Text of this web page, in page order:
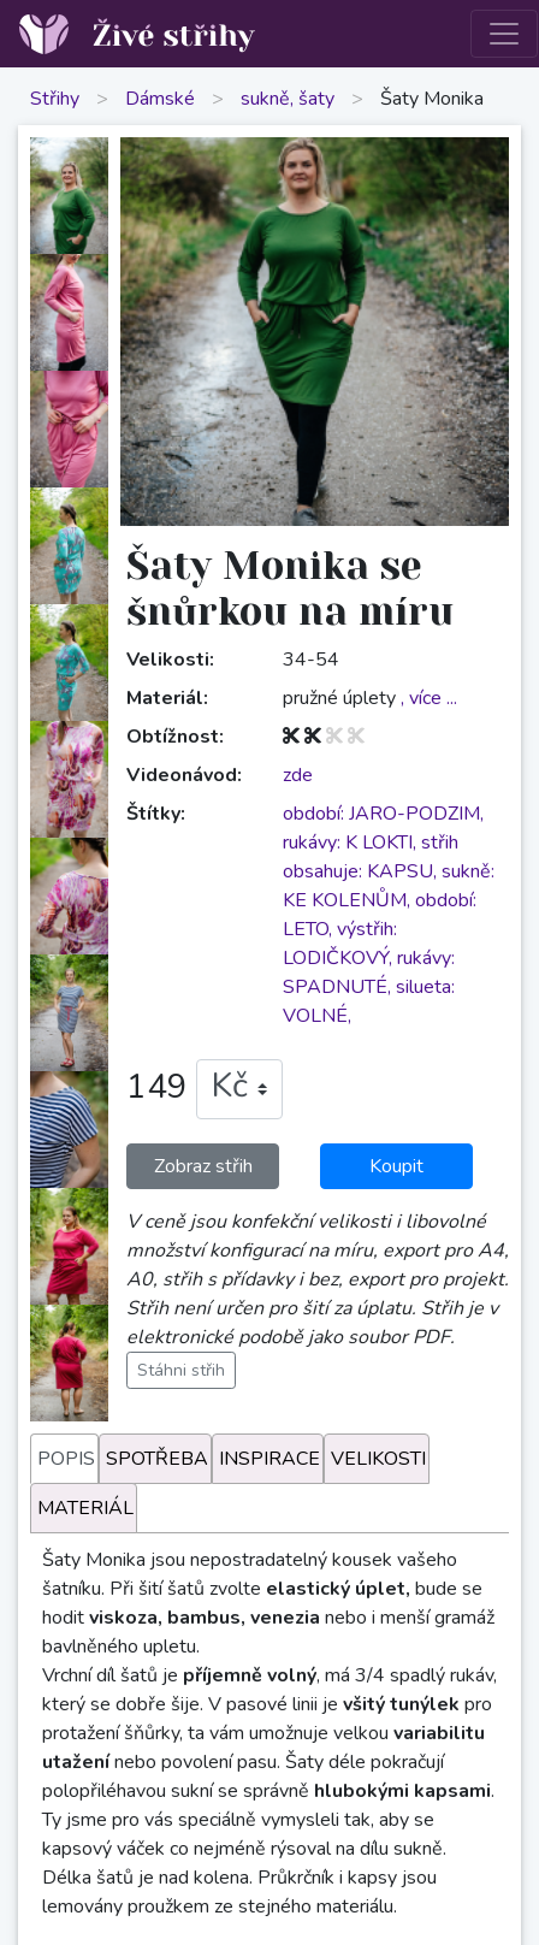
Střihy > Dámské > sukně, šaty > Šaty Monika
Šaty Monika se
šnůrkou na míru
Velikosti:
34-54
Materiál:
pružné úplety, více ...
Obtížnost:
Videonávod:
zde
Štítky:
období: JARO-PODZIM,
rukávy: K LOKTI, střih
obsahuje: KAPSU, sukně:
KE KOLENŮM, období:
LETO, výstřih:
LODIČKOVÝ, rukávy:
SPADNUTÉ, silueta:
VOLNÉ,
149
Zobraz střih Koupit
V ceně jsou konfekční velikosti i libovolné
množství konfigurací na míru, export pro A4,
A0, střih s přídavky i bez, export pro projekt.
Střih není určen pro šití za úplatu. Střih je v
elektronické podobě jako soubor PDF.
Stáhni střih
POPIS SPOTŘEBA INSPIRACE VELIKOSTI
MATERIÁL
Šaty Monika jsou nepostradatelný kousek vašeho
šatníku. Při šití šatů zvolte elastický úplet, bude se
hoditviskoza, bambus, venezia nebo i menší gramáž
bavlněného upletu.
Vrchní díl šatů je příjemně volný, má 3/4 spadlý rukáv,
který se dobře šije. V pasové linii je všitý tunýlek pro
protažení šňůrky, ta vám umožnuje velkou variabilitu
utaženínebo povolení pasu. Šaty déle pokračují
polopřiléhavou sukní se správně hlubokými kapsami.
Ty jsme pro vás speciálně vymysleli tak, aby se
kapsový váček co nejméně rýsoval na dílu sukně.
Délka šatů je nad kolena. Průkrčník i kapsy jsou
lemovány proužkem ze stejného materiálu.